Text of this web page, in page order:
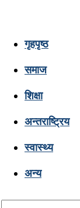
गृहपृष्ठ
समाज
शिक्षा
अन्तराष्ट्रिय
स्वास्थ्य
अन्य